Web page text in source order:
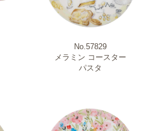
No.57829
メラミン コースター
パスタ